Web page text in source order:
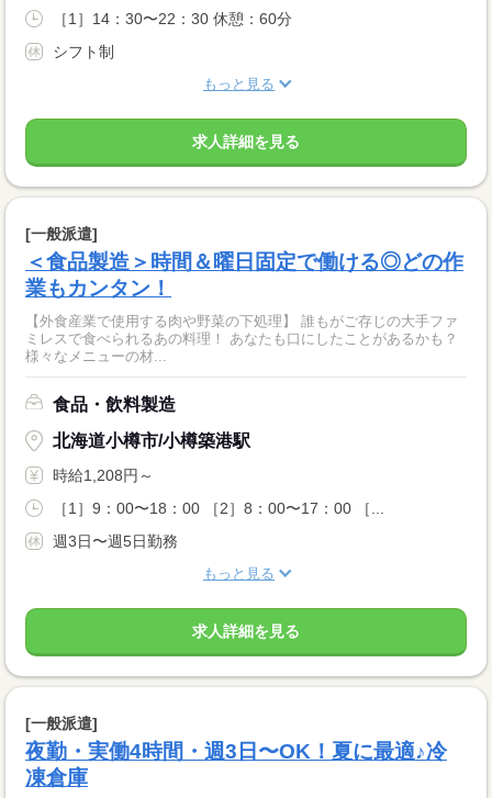
［1］14：30〜22：30 休憩：60分
シフト制
もっと見る
求人詳細を見る
[一般派遣]
＜食品製造＞時間＆曜日固定で働ける◎どの作
業もカンタン！
【外食産業で使用する肉や野菜の下処理】 誰もがご存じの大手ファ
ミレスで食べられるあの料理！ あなたも口にしたことがあるかも？
様々なメニューの材...
食品・飲料製造
北海道小樽市/小樽築港駅
時給1,208円～
［1］9：00〜18：00 ［2］8：00〜17：00 ［...
週3日〜週5日勤務
もっと見る
求人詳細を見る
[一般派遣]
夜勤・実働4時間・週3日〜OK！夏に最適♪冷
凍倉庫